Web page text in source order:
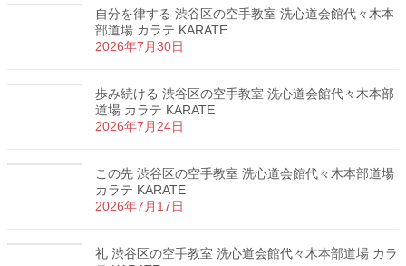
自分を律する 渋谷区の空手教室 洗心道会館代々木本
部道場 カラテ KARATE
2026年7月30日
歩み続ける 渋谷区の空手教室 洗心道会館代々木本部
道場 カラテ KARATE
2026年7月24日
この先 渋谷区の空手教室 洗心道会館代々木本部道場
カラテ KARATE
2026年7月17日
礼 渋谷区の空手教室 洗心道会館代々木本部道場 カラ